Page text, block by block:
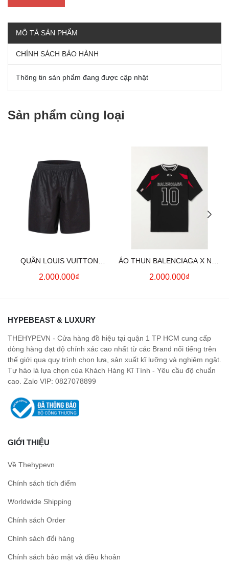
MÔ TẢ SẢN PHẨM
CHÍNH SÁCH BẢO HÀNH
Thông tin sản phẩm đang được cập nhật
Sản phẩm cùng loại
QUẦN LOUIS VUITTON
MONOGRAM MOIRE
2.000.000₫
ÁO THUN BALENCIAGA X NBA
LOGO COTTON JERSEY T-
2.000.000₫
HYPEBEAST & LUXURY
THEHYPEVN - Cửa hàng đồ hiệu tại quận 1 TP HCM cung cấp
dòng hàng đạt độ chính xác cao nhất từ các Brand nổi tiếng trên
thế giới qua quy trình chọn lựa, sản xuất kĩ lưỡng và nghiêm ngặt.
Tự hào là lựa chọn của Khách Hàng Kĩ Tính - Yêu cầu độ chuẩn
cao. Zalo VIP: 0827078899
GIỚI THIỆU
Về Thehypevn
Chính sách tích điểm
Worldwide Shipping
Chính sách Order
Chính sách đổi hàng
Chính sách bảo mật và điều khoản